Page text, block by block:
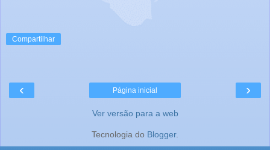
Compartilhar
‹ ›
Página inicial
Ver versão para a web
Tecnologia do Blogger.